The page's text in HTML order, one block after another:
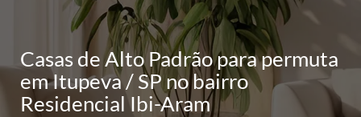
Casas de Alto Padrão para permuta
em Itupeva / SP no bairro
Residencial Ibi-Aram